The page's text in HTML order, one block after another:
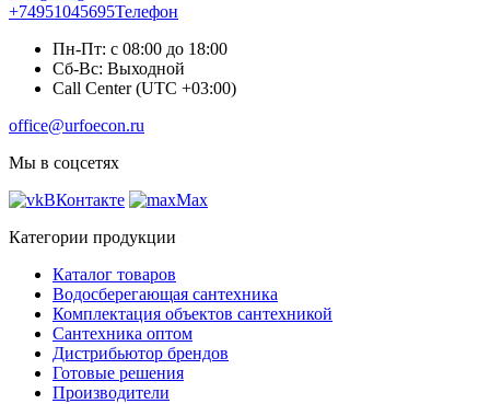
+74951045695Телефон
Пн-Пт: с 08:00 до 18:00
Сб-Вс: Выходной
Call Center (UTC +03:00)
office@urfoecon.ru
Мы в соцсетях
ВКонтакте
Max
Категории продукции
Каталог товаров
Водосберегающая сантехника
Комплектация объектов сантехникой
Сантехника оптом
Дистрибьютор брендов
Готовые решения
Производители